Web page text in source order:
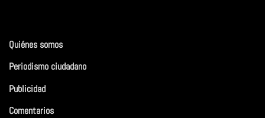
Quiénes somos
Periodismo ciudadano
Publicidad
Comentarios